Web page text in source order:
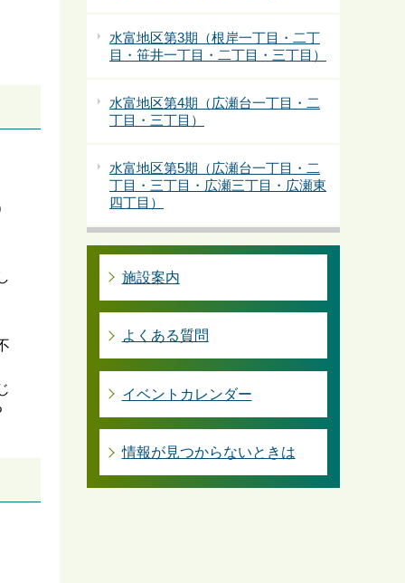
水富地区第3期（根岸一丁目・二丁
目・笹井一丁目・二丁目・三丁目）
水富地区第4期（広瀬台一丁目・二
丁目・三丁目）
水富地区第5期（広瀬台一丁目・二
丁目・三丁目・広瀬三丁目・広瀬東
四丁目）
施設案内
よくある質問
イベントカレンダー
情報が見つからないときは